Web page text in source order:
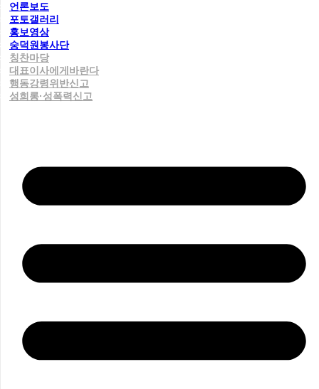
언론보도
포토갤러리
홍보영상
숭덕원봉사단
칭찬마당
대표이사에게바란다
행동강령위반신고
성희롱·성폭력신고